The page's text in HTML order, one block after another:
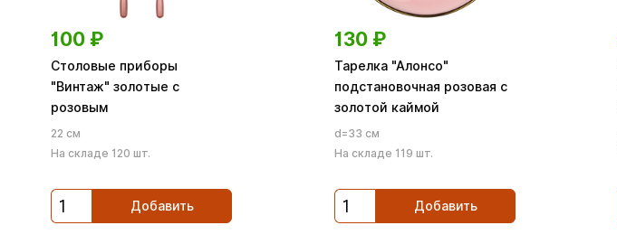
100 ₽
Столовые приборы
"Винтаж" золотые с
розовым
22 см
На складе 120 шт.
Добавить
130 ₽
Тарелка "Алонсо"
подстановочная розовая с
золотой каймой
d=33 см
На складе 119 шт.
Добавить